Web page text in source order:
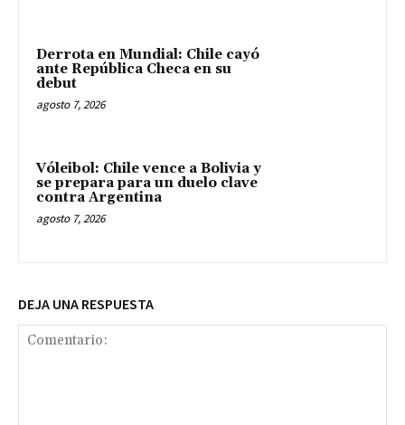
Derrota en Mundial: Chile cayó
ante República Checa en su
debut
agosto 7, 2026
Vóleibol: Chile vence a Bolivia y
se prepara para un duelo clave
contra Argentina
agosto 7, 2026
DEJA UNA RESPUESTA